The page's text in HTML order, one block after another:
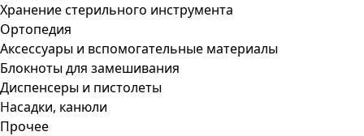
Хранение стерильного инструмента
Ортопедия
Аксессуары и вспомогательные материалы
Блокноты для замешивания
Диспенсеры и пистолеты
Насадки, канюли
Прочее